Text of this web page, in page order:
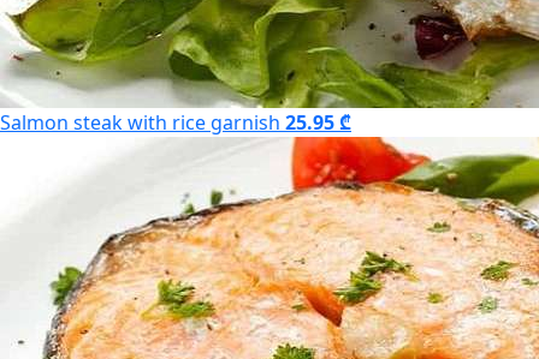
Salmon steak with rice garnish 25.95 ₾